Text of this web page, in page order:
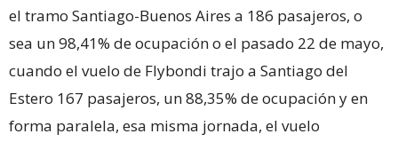
el tramo Santiago-Buenos Aires a 186 pasajeros, o
sea un 98,41% de ocupación o el pasado 22 de mayo,
cuando el vuelo de Flybondi trajo a Santiago del
Estero 167 pasajeros, un 88,35% de ocupación y en
forma paralela, esa misma jornada, el vuelo